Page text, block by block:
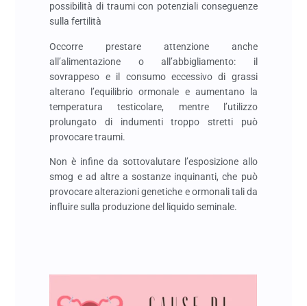
possibilità di traumi con potenziali conseguenze
sulla fertilità
Occorre prestare attenzione anche
all’alimentazione o all’abbigliamento: il
sovrappeso e il consumo eccessivo di grassi
alterano l’equilibrio ormonale e aumentano la
temperatura testicolare, mentre l’utilizzo
prolungato di indumenti troppo stretti può
provocare traumi.
Non è infine da sottovalutare l’esposizione allo
smog e ad altre a sostanze inquinanti, che può
provocare alterazioni genetiche e ormonali tali da
influire sulla produzione del liquido seminale.